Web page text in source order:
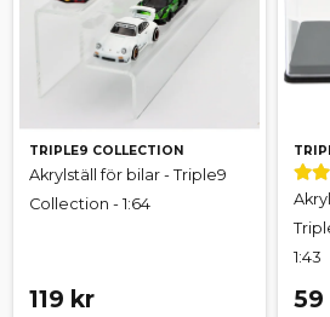
TRIPLE9 COLLECTION
Akrylställ för bilar - Triple9
Collection - 1:64
119 kr
1:43
59